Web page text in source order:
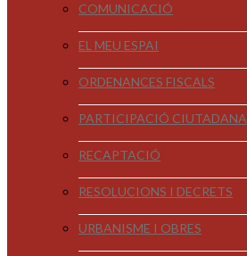
COMUNICACIÓ
EL MEU ESPAI
ORDENANCES FISCALS
PARTICIPACIÓ CIUTADANA
RECAPTACIÓ
RESOLUCIONS I DECRETS
URBANISME I OBRES